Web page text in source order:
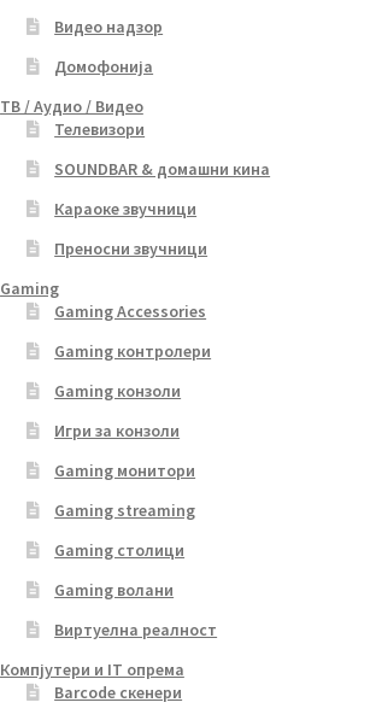
Видео надзор
Домофонија
ТВ / Аудио / Видео
Телевизори
SOUNDBAR & домашни кина
Караоке звучници
Преносни звучници
Gaming
Gaming Accessories
Gaming контролери
Gaming конзоли
Игри за конзоли
Gaming монитори
Gaming streaming
Gaming столици
Gaming волани
Виртуелна реалност
Компјутери и IT опрема
Barcode скенери